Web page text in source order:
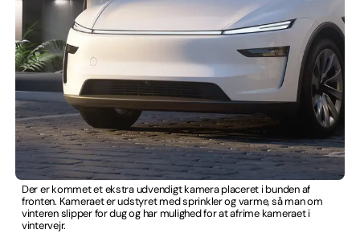
Der er kommet et ekstra udvendigt kamera placeret i bunden af
fronten. Kameraet er udstyret med sprinkler og varme, så man om
vinteren slipper for dug og har mulighed for at afrime kameraet i
vintervejr.